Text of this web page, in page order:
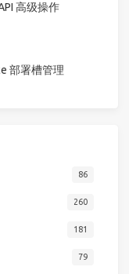
高级操作
部署槽管理
86
260
181
79